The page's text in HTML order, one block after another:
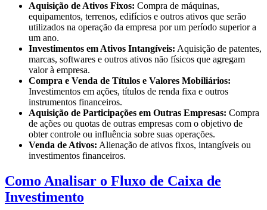
Aquisição de Ativos Fixos: Compra de máquinas,
equipamentos, terrenos, edifícios e outros ativos que serão
utilizados na operação da empresa por um período superior a
um ano.
Investimentos em Ativos Intangíveis: Aquisição de patentes,
marcas, softwares e outros ativos não físicos que agregam
valor à empresa.
Compra e Venda de Títulos e Valores Mobiliários:
Investimentos em ações, títulos de renda fixa e outros
instrumentos financeiros.
Aquisição de Participações em Outras Empresas: Compra
de ações ou quotas de outras empresas com o objetivo de
obter controle ou influência sobre suas operações.
Venda de Ativos: Alienação de ativos fixos, intangíveis ou
investimentos financeiros.
Como Analisar o Fluxo de Caixa de
Investimento